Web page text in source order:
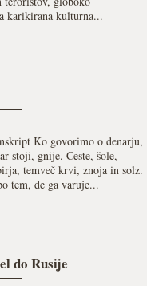
karikirana kulturna...
Ko govorimo o denarju,
stoji, gnije. Ceste, šole,
temveč krvi, znoja in solz.
tem, de ga varuje...
do Rusije